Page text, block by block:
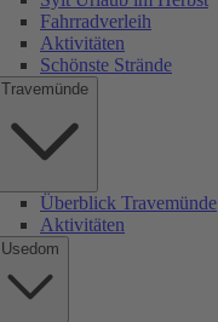
Fahrradverleih
Aktivitäten
Schönste Strände
Travemünde
Überblick Travemünde
Aktivitäten
Usedom